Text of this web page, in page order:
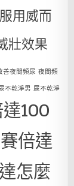
服用威而
壯效果
善夜間頻尿 夜間頻
不乾淨男 尿不乾淨
100
賽倍達
怎麼